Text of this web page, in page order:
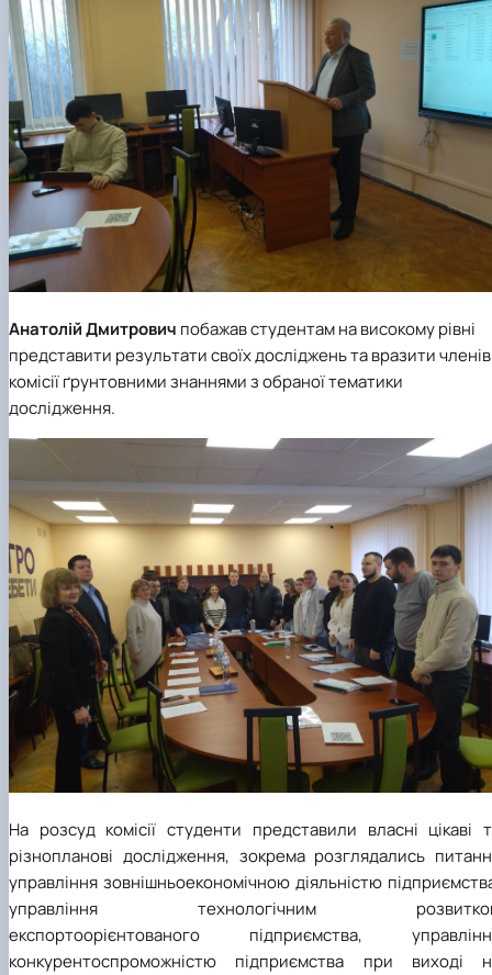
Анатолій Дмитрович побажав студентам на високому рівні
представити результати своїх досліджень та вразити членів
комісії ґрунтовними знаннями з обраної тематики
дослідження.
На розсуд комісії студенти представили власні цікаві
різнопланові дослідження, зокрема розглядались
управління зовнішньоекономічною діяльністю
управління технологічним
експортоорієнтованого підприємства,
конкурентоспроможністю підприємства при виході